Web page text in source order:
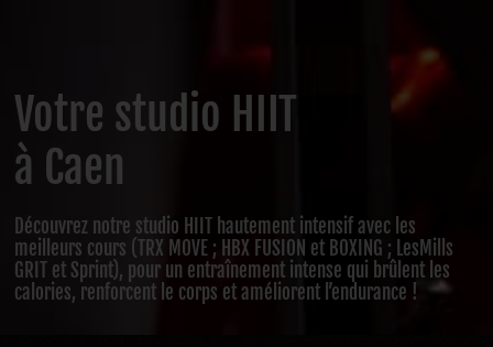
Votre studio HIIT
à Caen
Découvrez notre studio HIIT hautement intensif avec les
meilleurs cours (TRX MOVE ; HBX FUSION et BOXING ; LesMills
GRIT et Sprint), pour un entraînement intense qui brûlent les
calories, renforcent le corps et améliorent l’endurance !